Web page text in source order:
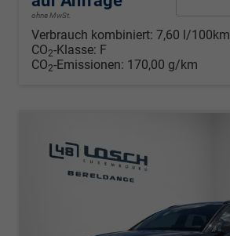
ohne MwSt.
Verbrauch kombiniert: 7,60 l/100km
CO2-Klasse: F
CO2-Emissionen: 170,00 g/km